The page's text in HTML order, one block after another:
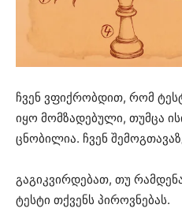
ჩვენ ვფიქრობდით, რომ
იყო მომზადებული, თუმცა
ცნობილია. ჩვენ
გაგიკვირდებათ, თუ
ტესტი თქვენს პიროვნებას.